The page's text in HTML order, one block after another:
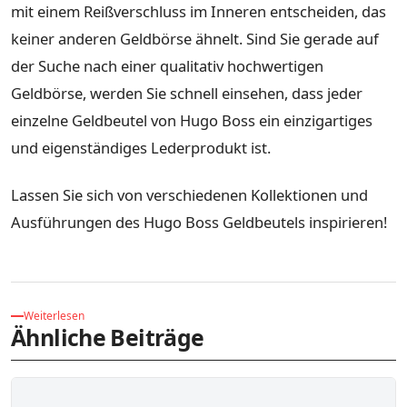
mit einem Reißverschluss im Inneren entscheiden, das
keiner anderen Geldbörse ähnelt. Sind Sie gerade auf
der Suche nach einer qualitativ hochwertigen
Geldbörse, werden Sie schnell einsehen, dass jeder
einzelne Geldbeutel von Hugo Boss ein einzigartiges
und eigenständiges Lederprodukt ist.
Lassen Sie sich von verschiedenen Kollektionen und
Ausführungen des Hugo Boss Geldbeutels inspirieren!
Weiterlesen
Ähnliche Beiträge